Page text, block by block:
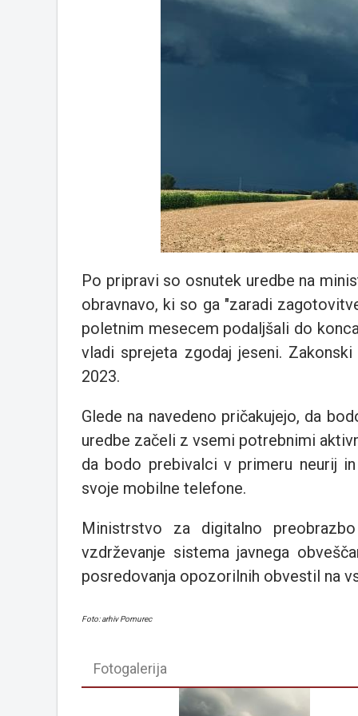
Po pripravi so osnutek uredbe na
obravnavo, ki so ga "zaradi
poletnim mesecem podaljšali do
vladi sprejeta zgodaj jeseni.
2023.
Glede na navedeno pričakujejo, da
uredbe začeli z vsemi potrebnimi
da bodo prebivalci v primeru neurij
svoje mobilne telefone.
Ministrstvo za digitalno
vzdrževanje sistema javnega
posredovanja opozorilnih obvestil na
Foto: arhiv Pomurec
Fotogalerija